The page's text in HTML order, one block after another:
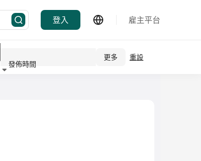
登入 雇主平台
發佈時間
更多 重設